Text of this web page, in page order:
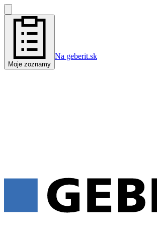
Moje zoznamy
Na geberit.sk